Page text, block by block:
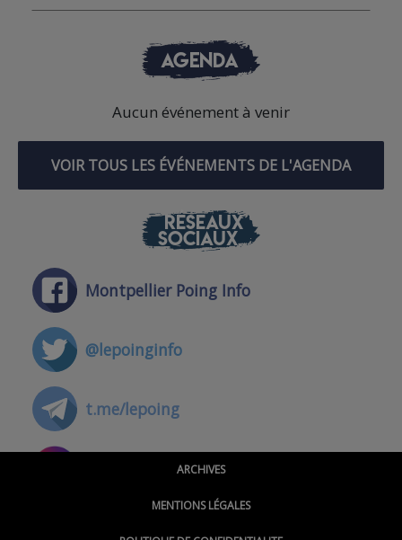
AGENDA
Aucun événement à venir
VOIR TOUS LES ÉVÉNEMENTS DE L'AGENDA
RÉSEAUX
SOCIAUX
Montpellier Poing Info
@lepoinginfo
t.me/lepoing
@montpellierpoinginfo
ARCHIVES
MENTIONS LÉGALES